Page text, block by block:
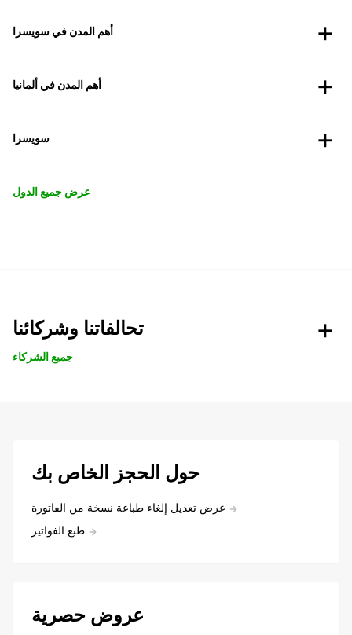
أهم المدن في سويسرا
أهم المدن في ألمانيا
سويسرا
عرض جميع الدول
تحالفاتنا وشركائنا
جميع الشركاء
حول الحجز الخاص بك
عرض تعديل إلغاء طباعة نسخة من الفاتورة
طبع الفواتير
عروض حصرية